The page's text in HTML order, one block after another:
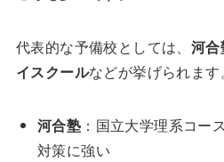
代表的な予備校としては、 河
イスクールなどが挙げられます。
河合塾 ：国立大学理系コー
対策に強い